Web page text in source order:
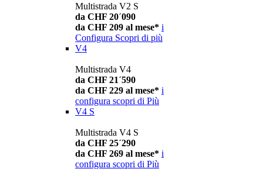
Multistrada V2 S
da CHF 20´090
da CHF 209 al mese* i
Configura Scopri di più
V4
Multistrada V4
da CHF 21´590
da CHF 229 al mese* i
configura scopri di Più
V4 S
Multistrada V4 S
da CHF 25´290
da CHF 269 al mese* i
configura scopri di Più